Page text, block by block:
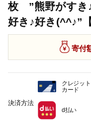
枚 ”熊野がすき
好き♪好き(^^♪”
寄付
決済方法
クレジット
カード
d払い